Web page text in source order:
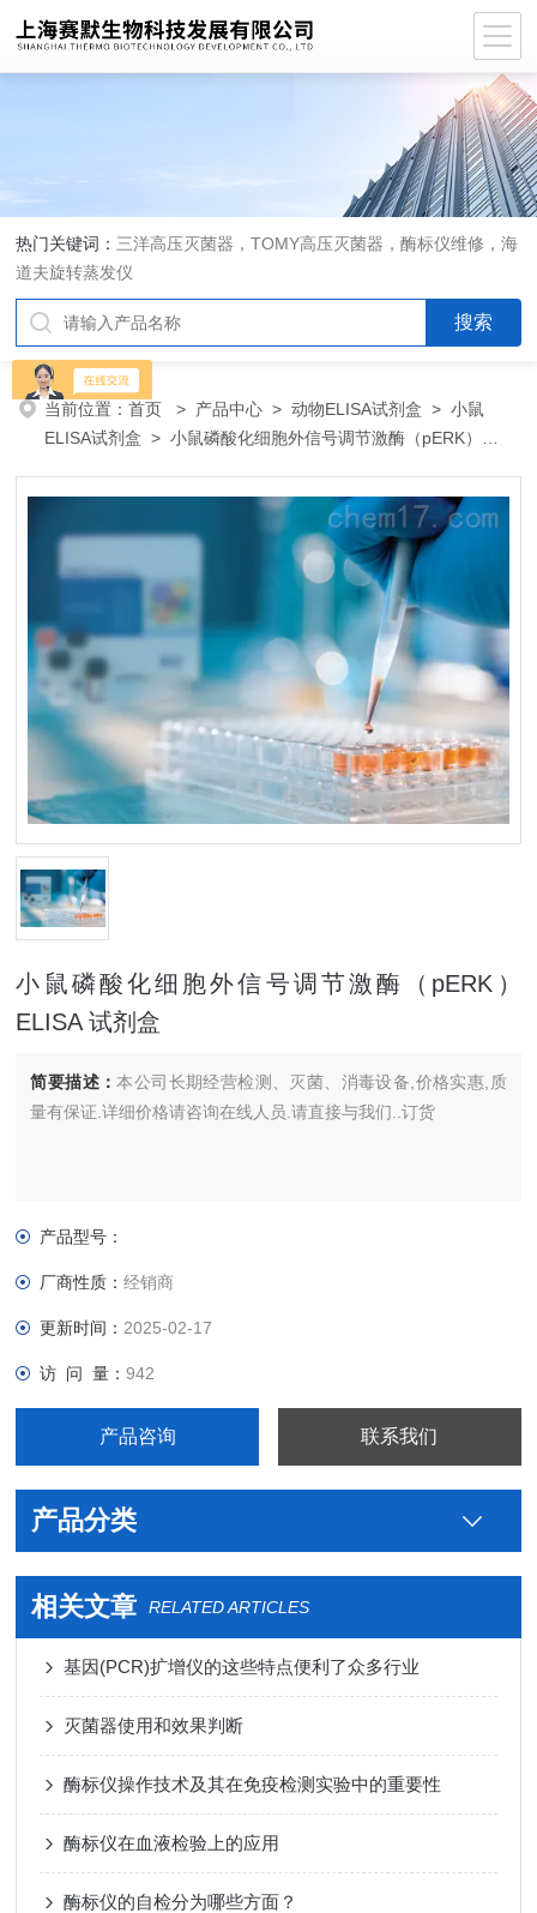
热门关键词： 三洋高压灭菌器，TOMY高压灭菌器，酶标仪维修，海
道夫旋转蒸发仪
当前位置：首页 > 产品中心 >动物ELISA试剂盒 >小鼠
ELISA试剂盒 > 小鼠磷酸化细胞外信号调节激酶（pERK）
小鼠磷酸化细胞外信号调节激酶（pERK）
ELISA 试剂盒
简要描述：本公司长期经营检测、灭菌、消毒设备,价格实惠,质
量有保证.详细价格请咨询在线人员.请直接与我们..订货
产品型号：
厂商性质：经销商
更新时间： 2025-02-17
访 问 量：942
产品咨询 联系我们
产品分类
相关文章 RELATED ARTICLES
基因(PCR)扩增仪的这些特点便利了众多行业
灭菌器使用和效果判断
酶标仪操作技术及其在免疫检测实验中的重要性
酶标仪在血液检验上的应用
酶标仪的自检分为哪些方面？